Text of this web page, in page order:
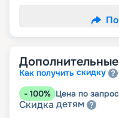
Как получить скидку
- 100% Цена по
Скидка детям